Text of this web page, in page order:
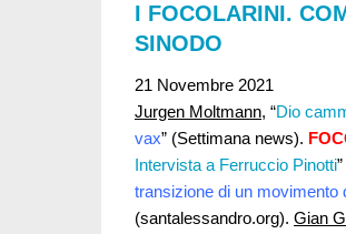
I FOCOLARINI.
SINODO
21 Novembre 2021
Jurgen Moltmann, “Dio
vax” (Settimana news).
Intervista a Ferruccio Pinotti
transizione di un movimento
(santalessandro.org). Gian